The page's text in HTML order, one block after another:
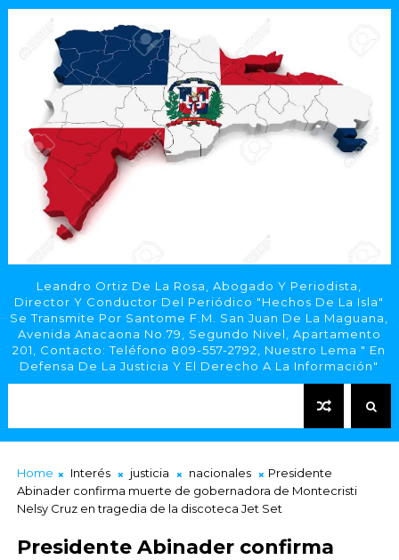
Leandro Ortiz De La Rosa, Abogado Y Periodista,
Director Y Conductor Del Periódico "Hechos De La Isla"
Se Transmite Por Santome F.M. San Juan De La Maguana,
Avenida Anacaona No.79, Segundo Nivel, Apartamento
201, Contacto: Teléfono 809-557-2792, Nuestro Lema " En
Defensa De La Justicia Y El Derecho A La Información"
Home Interés justicia nacionales
Presidente
Abinader confirma muerte de gobernadora de Montecristi
Nelsy Cruz en tragedia de la discoteca Jet Set
Presidente Abinader confirma